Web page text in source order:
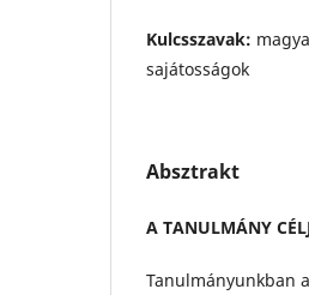
Kulcsszavak:
sajátosságok
Absztrakt
A TANULMÁNY
Tanulmányunkban